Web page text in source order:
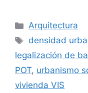
Categorías
Arquitectura
Etiquetas
densidad
legalización de
POT, urbanismo
vivienda VIS